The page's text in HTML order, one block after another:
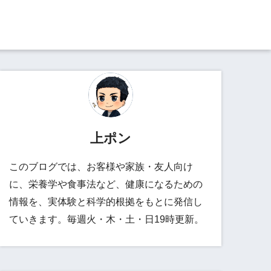
上ポン
このブログでは、お客様や家族・友人向け
に、栄養学や食事法など、健康になるための
情報を、実体験と科学的根拠をもとに発信し
ていきます。毎週火・木・土・日19時更新。